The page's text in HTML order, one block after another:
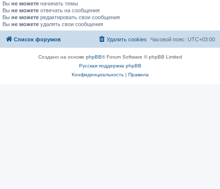
Вы не можете начинать темы
Вы не можете отвечать на сообщения
Вы не можете редактировать свои сообщения
Вы не можете удалять свои сообщения
Список форумов Часовой пояс: UTC+03:00
Удалить cookies
Создано на основе phpBB® Forum Software © phpBB Limited
Русская поддержка phpBB
Конфиденциальность| Правила